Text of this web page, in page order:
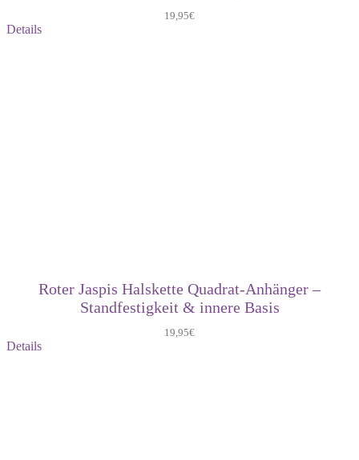
19,95€
Details
Roter Jaspis Halskette Quadrat-Anhänger –
Standfestigkeit & innere Basis
19,95€
Details